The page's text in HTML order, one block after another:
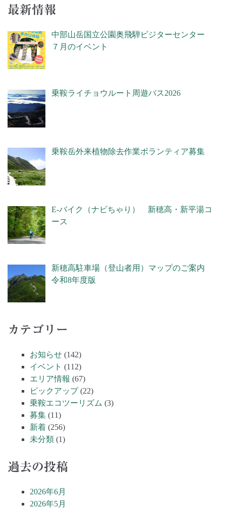
最新情報
中部山岳国立公園奥飛騨ビジターセンター
７月のイベント
乗鞍ライチョウルート周遊バス2026
乗鞍岳外来植物除去作業ボランティア募集
E-バイク（ナビちゃり） 新穂高・新平湯コ
ース
新穂高駐車場（登山者用）マップのご案内
令和8年度版
カテゴリー
お知らせ (142)
イベント (112)
エリア情報 (67)
ピックアップ(22)
乗鞍エコツーリズム (3)
募集 (11)
新着 (256)
未分類 (1)
過去の投稿
2026年6月
2026年5月